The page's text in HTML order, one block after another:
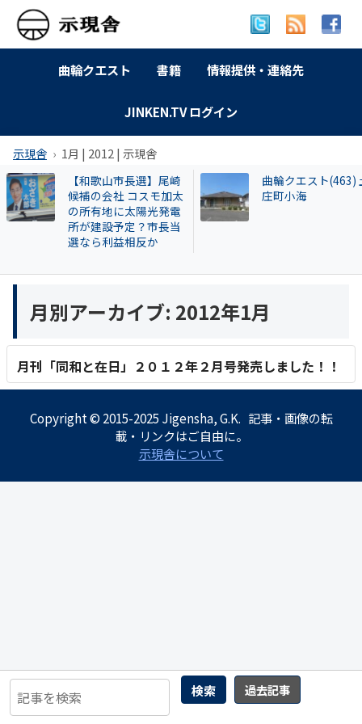
曲輪クエスト 書籍 情報提供・連絡先
JINKEN.TV ログイン
示現舎 1月 | 2012 | 示現舎
【和歌山市長選】尾崎
候補の会社 コスモ加太
の所有地に太陽光発電
所が建設予定？市長当
選なら利益相反か
曲輪クエスト(463)
庄町小海
検索 過去記事
月別アーカイブ: 2012年1月
月刊「同和と在日」２０１２年２月号発売しました！！
Copyright © 2015-2025 Jigensha, G.K. 記事・画像の転
載・リンクはご自由に。
示現舎について